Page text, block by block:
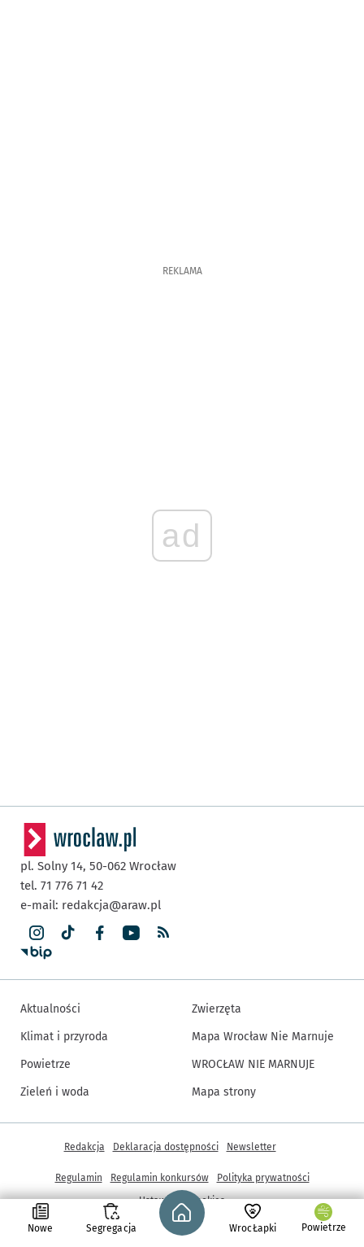
REKLAMA
ad
Nowe Segregacja
Strona główna - wroclaw.pl
WrocŁapki Powietrze
pl. Solny 14, 50-062 Wrocław
tel. 71 776 71 42
e-mail: redakcja@araw.pl
Aktualności
Klimat i przyroda
Powietrze
Zieleń i woda
Zwierzęta
Mapa Wrocław Nie Marnuje
WROCŁAW NIE MARNUJE
Mapa strony
© Copyright 2005-2026, ARAW S.A., Gmina Wrocław
Inne informacje
Redakcja Deklaracja dostępności Newsletter
Regulamin Regulamin konkursów
Polityka prywatności
Ustawienia cookies